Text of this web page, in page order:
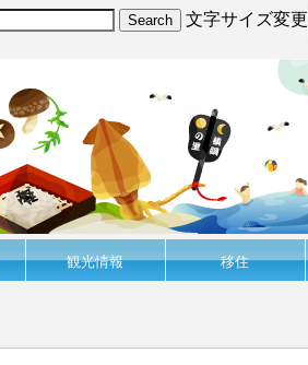
文字サイズ変更
観光情報 移住